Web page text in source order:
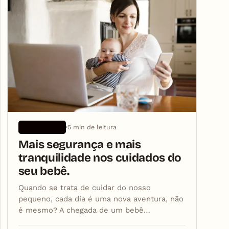
5 min de leitura
Mais segurança e mais
tranquilidade nos cuidados do
seu bebê.
Quando se trata de cuidar do nosso
pequeno, cada dia é uma nova aventura, não
é mesmo? A chegada de um bebê…